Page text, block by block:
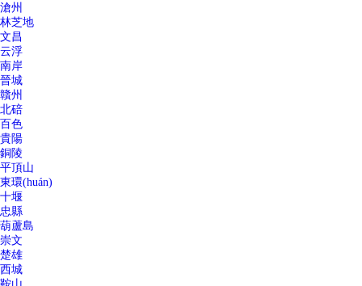
滄州
林芝地
文昌
云浮
南岸
晉城
贛州
北碚
百色
貴陽
銅陵
平頂山
東環(huán)
十堰
忠縣
葫蘆島
崇文
楚雄
西城